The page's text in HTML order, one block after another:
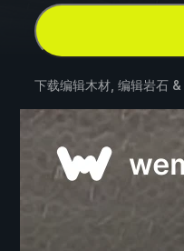
下载编辑木材, 编辑岩石 &